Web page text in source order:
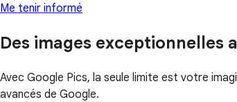
Me tenir informé
Des images exceptionnelles
Avec Google Pics, la seule limite est votre
avancés de Google.